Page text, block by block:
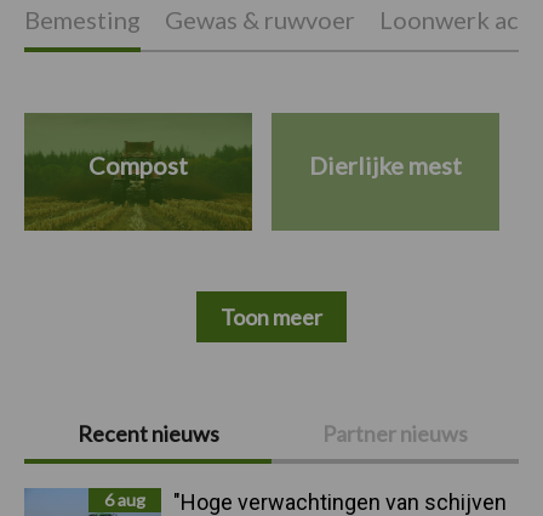
Primaire
Sidebar
Recent nieuws Partner nieuws
6 aug
"Hoge verwachtingen van schijven
Bemesting Gewas & ruwvoer Loonwerk
Compost Dierlijke mest
Toon meer